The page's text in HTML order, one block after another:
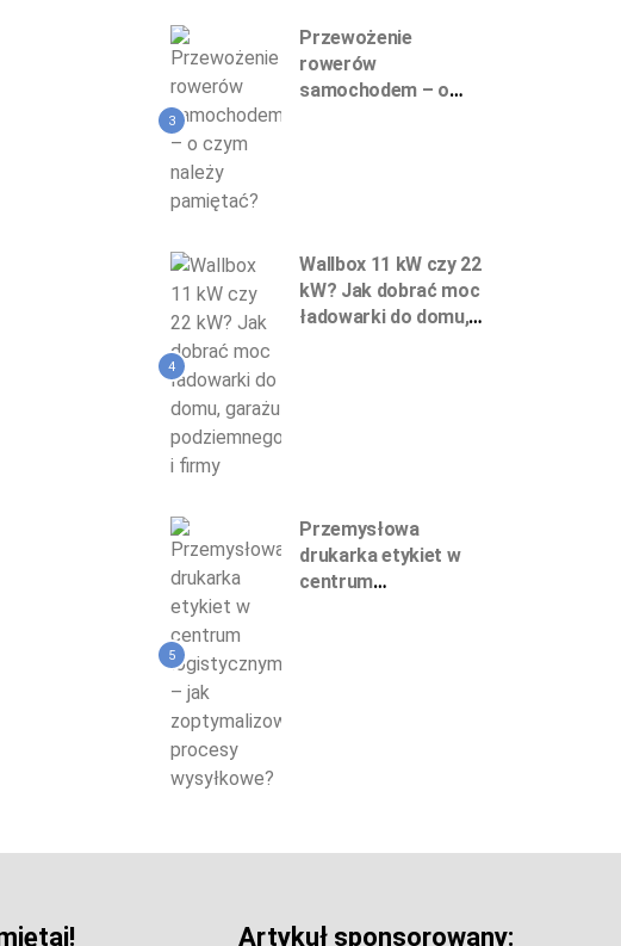
3
Przewożenie
rowerów
samochodem – o
4
Wallbox 11 kW czy 22
kW? Jak dobrać moc
ładowarki do domu,
5
Przemysłowa
drukarka etykiet w
centrum
Artykuł sponsorowany: